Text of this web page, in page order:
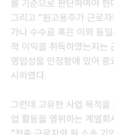
를 기준으로 판단하여야 한
그리고 "원고용주가 근로자
가나 수수료 혹은 이와 동
적 이익을 취득하였는지는
영업성을 인정함에 있어
시하였다.
그런데 고유한 사업 목적을
업 활동을 영위하는 계열회